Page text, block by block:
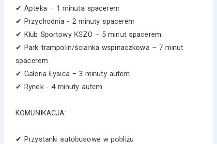
✔ Apteka – 1 minuta spacerem
✔ Przychodnia - 2 minuty spacerem
✔ Klub Sportowy KSZO – 5 minut spacerem
✔ Park trampolin/ścianka wspinaczkowa – 7 minut
spacerem
✔ Galeria Łysica – 3 minuty autem
✔ Rynek - 4 minuty autem
KOMUNIKACJA:
✔ Przystanki autobusowe w pobliżu